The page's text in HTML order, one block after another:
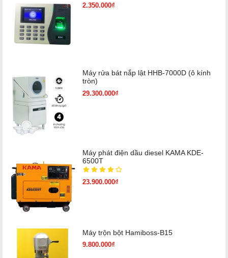
2.350.000₫
Máy rửa bát nắp lật HHB-7000D (ô kính
tròn)
29.300.000₫
Máy phát điện dầu diesel KAMA KDE-
6500T
23.900.000₫
Máy trộn bột Hamiboss-B15
9.800.000₫